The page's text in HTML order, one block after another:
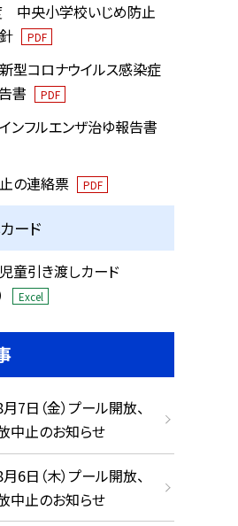
中央小学校いじめ防止
PDF
型コロナウイルス感染症
書
PDF
ンフルエンザ治ゆ報告書
の連絡票 PDF
ード
童引き渡しカード
Excel
7日（金）プール開放、
中止のお知らせ
6日（木）プール開放、
中止のお知らせ